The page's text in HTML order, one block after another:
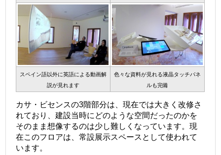
スペイン語以外に英語による動画解
説が見れます
色々な資料が見れる液晶タッチパネ
ルも完備
カサ・ビセンスの3階部分は、現在では大きく改修さ
れており、建設当時にどのような空間だったのかを
そのまま想像するのは少し難しくなっています。現
在このフロアは、常設展示スペースとして使われて
います。